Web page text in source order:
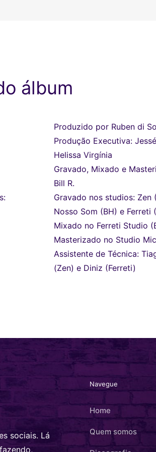
álbum
Produzido por Ruben di
Produção Executiva:
Helissa Virgínia
Gravado, Mixado e
Bill R.
Gravado nos studios: Zen
Nosso Som (BH) e Ferreti
Mixado no Ferreti Studio
Masterizado no Studio
Assistente de Técnica:
(Zen) e Diniz (Ferreti)
sociais. Lá
Navegue
Home
Quem somos